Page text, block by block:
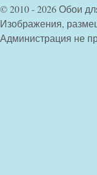
© 2010 - 2026 Обои
Изображения,
Администрация не